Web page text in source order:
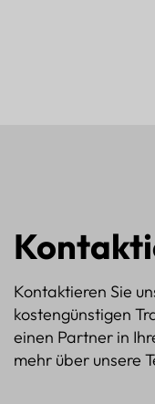
Kontaktieren Sie
kostengünstigen
einen Partner in
mehr über unsere